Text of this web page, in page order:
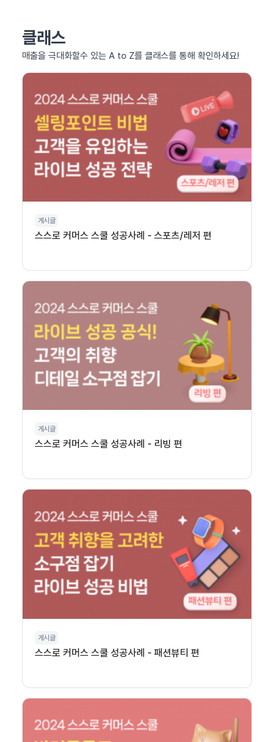
클래스
매출을 극대화할수 있는 A to Z를 클래스를 통해 확인하세요!
게시글
스스로 커머스 스쿨 성공사례 - 스포츠/레저 편
게시글
스스로 커머스 스쿨 성공사례 - 리빙 편
게시글
스스로 커머스 스쿨 성공사례 - 패션뷰티 편